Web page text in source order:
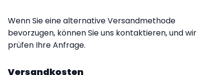
Wenn Sie eine alternative Versandmethode
bevorzugen, können Sie uns kontaktieren, und wir
prüfen Ihre Anfrage.
Versandkosten